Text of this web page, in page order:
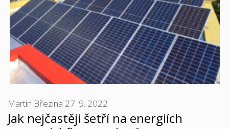
Jak nejčastěji šetří na energiích
Martin Březina 27. 9. 2022